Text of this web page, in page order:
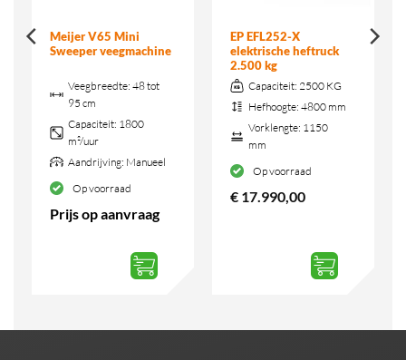
Meijer V65 Mini
Sweeper veegmachine
Veegbreedte: 48 tot
95 cm
Capaciteit: 1800
m²/uur
Aandrijving: Manueel
Op voorraad
Prijs op aanvraag
EP EFL252-X
elektrische heftruck
2.500 kg
Capaciteit: 2500 KG
Hefhoogte: 4800 mm
Vorklengte: 1150
mm
Op voorraad
€17.990,00